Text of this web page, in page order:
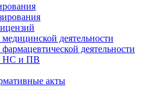
деятельности
деятельности
НС и ПВ
акты